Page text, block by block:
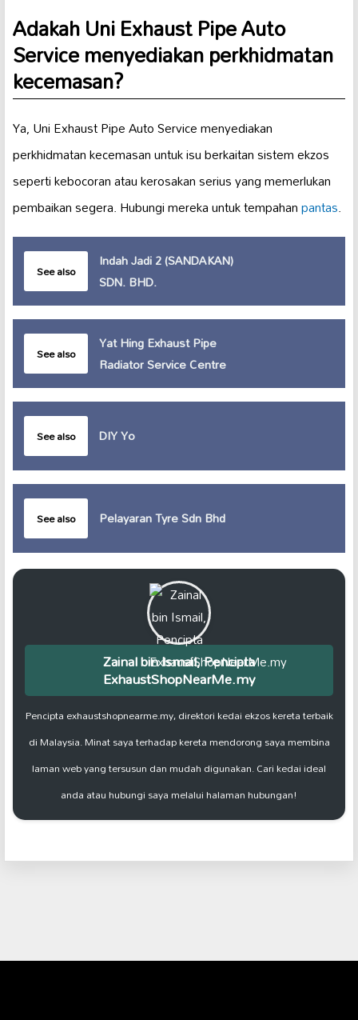
Adakah Uni Exhaust Pipe Auto
Service menyediakan perkhidmatan
kecemasan?
Ya, Uni Exhaust Pipe Auto Service menyediakan
perkhidmatan kecemasan untuk isu berkaitan sistem ekzos
seperti kebocoran atau kerosakan serius yang memerlukan
pembaikan segera. Hubungi mereka untuk tempahanpantas.
See also
Indah Jadi 2 (SANDAKAN)
SDN. BHD.
See also
Yat Hing Exhaust Pipe
Radiator Service Centre
See also DIY Yo
See also Pelayaran Tyre Sdn Bhd
Zainal bin Ismail, Pencipta
ExhaustShopNearMe.my
Pencipta exhaustshopnearme.my, direktori kedai ekzos kereta terbaik
di Malaysia. Minat saya terhadap kereta mendorong saya membina
laman web yang tersusun dan mudah digunakan. Cari kedai ideal
anda atau hubungi saya melalui halaman hubungan!